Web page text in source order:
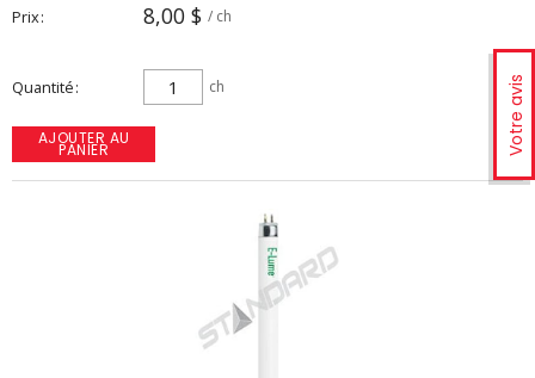
Votre avis
Prix 8,00 $ / ch
Quantité ch
AJOUTER AU
PANIER